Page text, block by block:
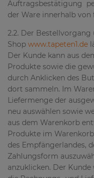
Auftragsbestätigung
der Ware innerhalb von
2.2. Der Bestellvorgang
Shop www.tapeten1.de
Der Kunde kann aus
Produkte sowie die
durch Anklicken des
dort sammeln. Im
Liefermenge der
neu auswählen sowie
aus dem Warenkorb
Produkte im
des Empfängerlandes,
Zahlungsform
anzuklicken. Der